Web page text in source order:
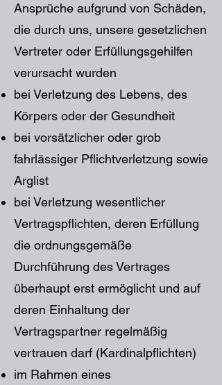
Ansprüche aufgrund von Schäden,
die durch uns, unsere gesetzlichen
Vertreter oder Erfüllungsgehilfen
verursacht wurden
bei Verletzung des Lebens, des
Körpers oder der Gesundheit
bei vorsätzlicher oder grob
fahrlässiger Pflichtverletzung sowie
Arglist
bei Verletzung wesentlicher
Vertragspflichten, deren Erfüllung
die ordnungsgemäße
Durchführung des Vertrages
überhaupt erst ermöglicht und auf
deren Einhaltung der
Vertragspartner regelmäßig
vertrauen darf (Kardinalpflichten)
im Rahmen eines